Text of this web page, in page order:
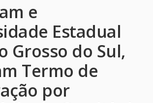
e
Estadual
Grosso do Sul,
Termo de
por